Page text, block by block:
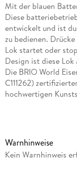
Mit der blauen
Diese
entwickelt und ist
zu bedienen.
Lok startet oder
Design ist diese
Die BRIO World
C111262)
hochwertigen
Magnetkupplungen
Zugsets, Schienen,
klassische
Warnhinweise
Kein Warnhinweis